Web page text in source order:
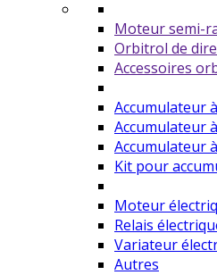
Moteur semi-
Orbitrol de
Accessoires
Accumulateur
Accumulateur
Accumulateur
Kit pour
Moteur
Relais
Variateur
Autres